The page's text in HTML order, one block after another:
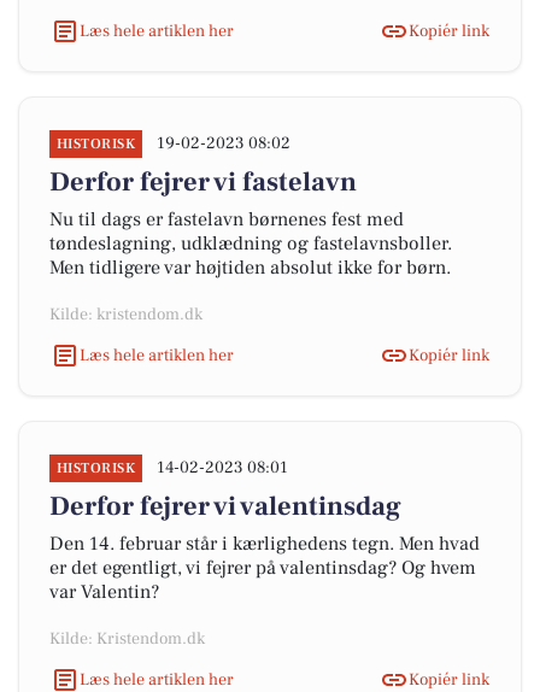
Læs hele artiklen her
Kopiér link
HISTORISK 19-02-2023 08:02
Derfor fejrer vi fastelavn
Nu til dags er fastelavn børnenes fest med
tøndeslagning, udklædning og fastelavnsboller.
Men tidligere var højtiden absolut ikke for børn.
Kilde: kristendom.dk
Læs hele artiklen her
Kopiér link
HISTORISK 14-02-2023 08:01
Derfor fejrer vi valentinsdag
Den 14. februar står i kærlighedens tegn. Men hvad
er det egentligt, vi fejrer på valentinsdag? Og hvem
var Valentin?
Kilde: Kristendom.dk
Læs hele artiklen her
Kopiér link